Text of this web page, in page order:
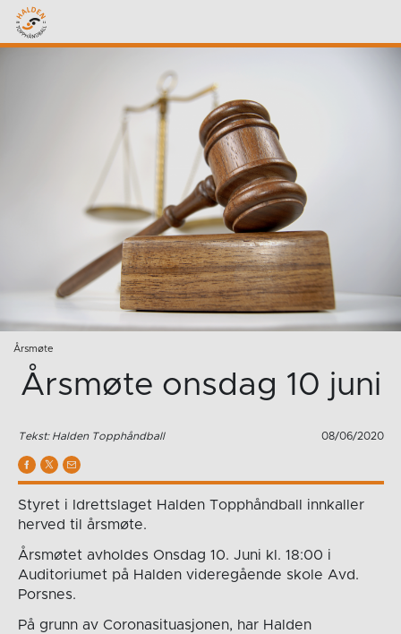
Årsmøte
Årsmøte onsdag 10 juni
Tekst: Halden Topphåndball 08/06/2020
Styret i Idrettslaget Halden Topphåndball innkaller
herved til årsmøte.
Årsmøtet avholdes Onsdag 10. Juni kl. 18:00 i
Auditoriumet på Halden videregående skole Avd.
Porsnes.
På grunn av Coronasituasjonen, har Halden